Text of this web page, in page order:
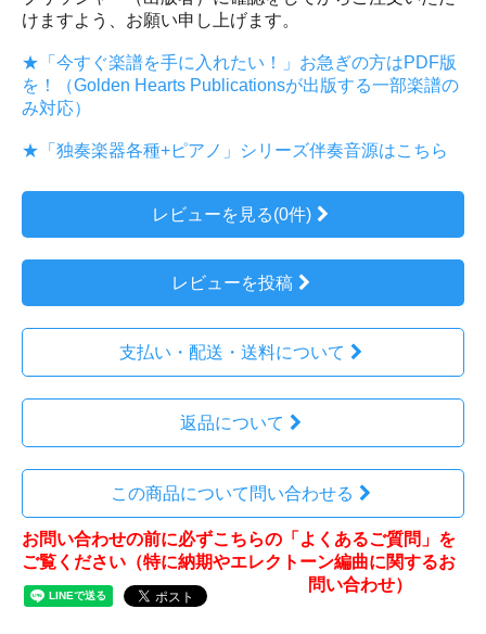
けますよう、お願い申し上げます。
★「今すぐ楽譜を手に入れたい！」お急ぎの方はPDF版
を！（Golden Hearts Publicationsが出版する一部楽譜の
み対応）
★「独奏楽器各種+ピアノ」シリーズ伴奏音源はこちら
レビューを見る(0件)
レビューを投稿
支払い・配送・送料について
返品について
この商品について問い合わせる
お問い合わせの前に必ずこちらの「よくあるご質問」を
ご覧ください（特に納期やエレクトーン編曲に関するお
問い合わせ）